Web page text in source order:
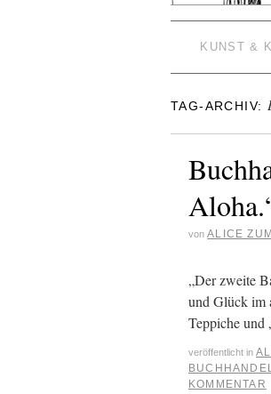
KUNST &
TAG-ARCHIV:
von ALICE
„Der zweite
und Glück im
Teppiche
veröffentlicht in
KOMMENTAR